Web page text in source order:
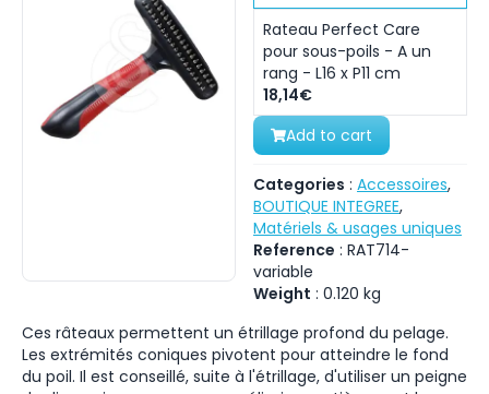
Rateau Perfect Care
pour sous-poils - A un
rang - L16 x P11 cm
18,14€
Add to cart
Categories : Accessoires,
BOUTIQUE INTEGREE,
Matériels & usages uniques
Reference : RAT714-
variable
Weight : 0.120 kg
Ces râteaux permettent un étrillage profond du pelage.
Les extrémités coniques pivotent pour atteindre le fond
du poil. Il est conseillé, suite à l'étrillage, d'utiliser un peigne